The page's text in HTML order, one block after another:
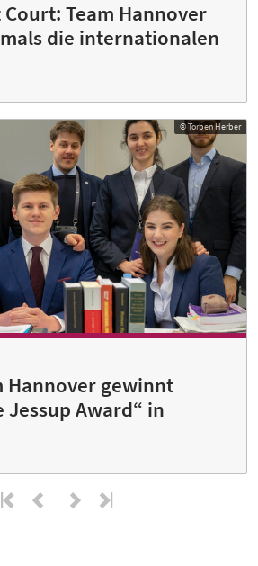
Team Hannover
die internationalen
© Torben Herber
Hannover gewinnt
Jessup Award“ in